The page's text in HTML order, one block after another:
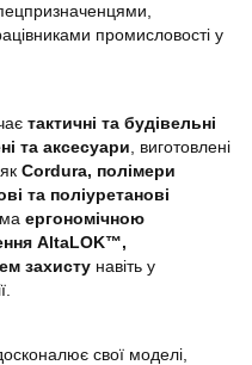
промисловості у
тактичні та будівельні
та аксесуари , виготовлені
Cordura, полімери
та поліуретанові
ергономічною
AltaLOK™,
захисту навіть у
свої моделі,